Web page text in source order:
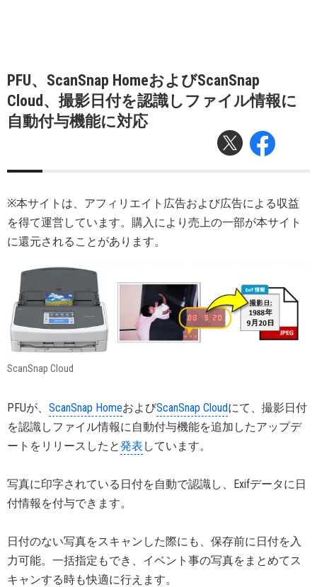
PFU、ScanSnap HomeおよびScanSnap
Cloud、撮影日付を認識しファイル情報に
自動付与機能に対応
※本サイトは、アフィリエイト広告および広告による収益
を得て運営しています。購入により売上の一部が本サイト
に還元されることがあります。
ScanSnap Cloud
PFUが、 ScanSnap HomeおよびScanSnap Cloudにて、撮影日付
を認識しファイル情報に自動付与機能を追加したアップデ
ートをリリースしたと発表 しています。
写真に印字されている日付を自動で認識し、Exifデータに日
付情報を付与できます。
日付のない写真をスキャンした際にも、保存前に日付を入
力可能。一括指定もでき、イベント事の写真をまとめてス
キャンする時も快適に行えます。